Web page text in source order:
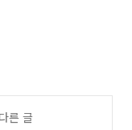
른 글